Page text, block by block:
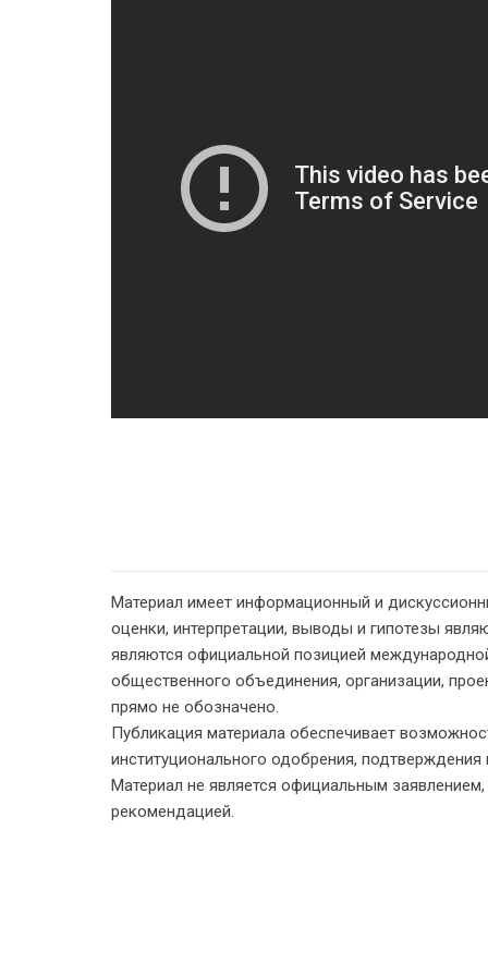
Материал имеет информационный и
оценки, интерпретации, выводы и гипотезы
являются официальной позицией
общественного объединения, организации,
прямо не обозначено.
Публикация материала обеспечивает
институционального одобрения,
Материал не является официальным
рекомендацией.